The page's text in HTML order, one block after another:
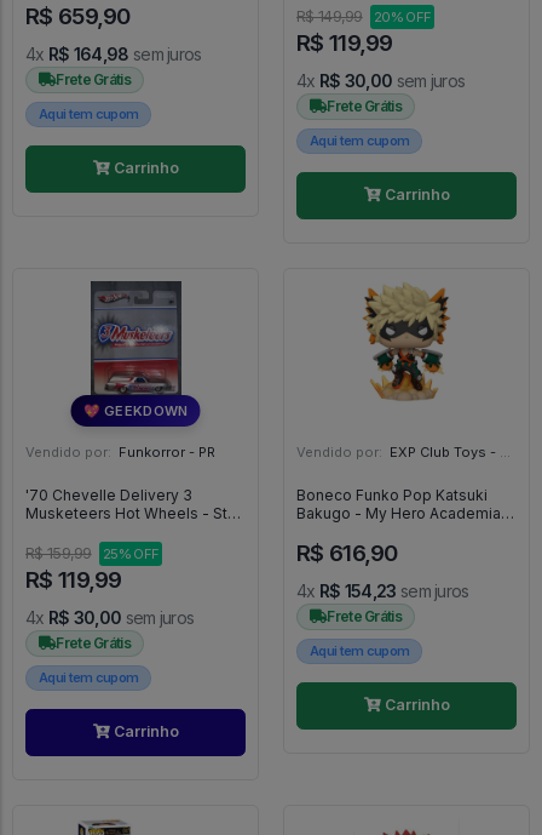
Avengers #1328
R$ 659,90
4x R$ 164,98 sem juros
Frete Grátis
Aqui tem cupom
Carrinho
R$ 149,99 20% OFF
R$ 119,99
4x R$ 30,00 sem juros
Frete Grátis
Aqui tem cupom
Carrinho
💖 GEEKDOWN
Vendido por: Funkorror - PR
'70 Chevelle Delivery 3
Musketeers Hot Wheels - Star
R$ 159,99
25% OFF
R$ 119,99
4x R$ 30,00 sem juros
Frete Grátis
Aqui tem cupom
Carrinho
Vendido por: EXP Club Toys - SP
Boneco Funko Pop Katsuki
Bakugo - My Hero Academia
R$ 616,90
4x R$ 154,23 sem juros
Frete Grátis
Aqui tem cupom
Carrinho